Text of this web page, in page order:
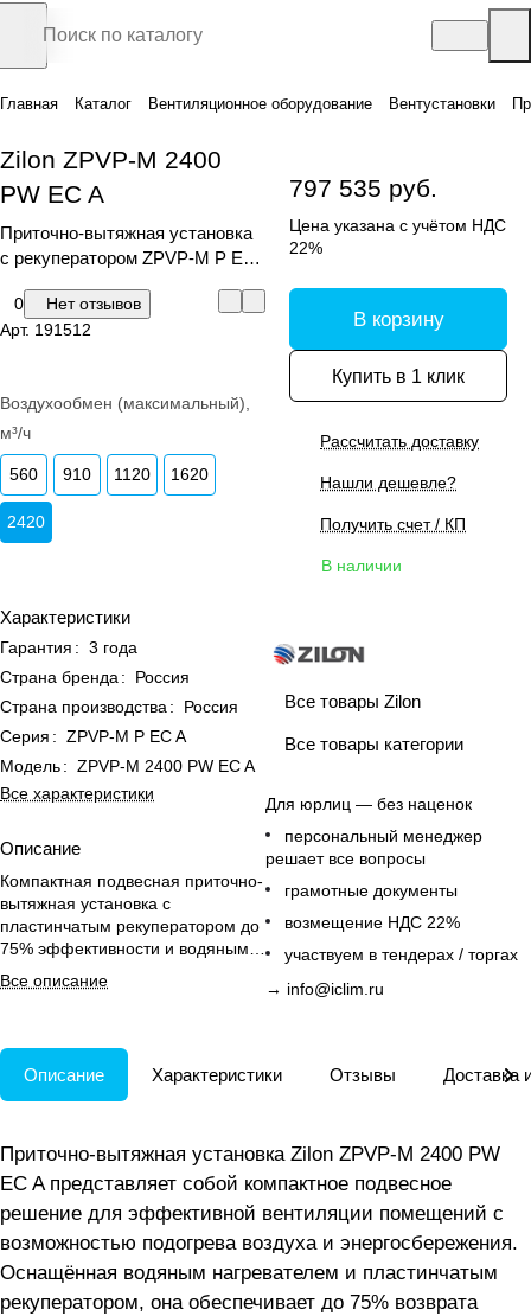
Главная Каталог Вентиляционное оборудование Вентустановки
Zilon ZPVP-M 2400
PW EC A
Приточно-вытяжная установка
с рекуператором ZPVP-M P EC
0
Нет отзывов
Арт. 191512
Воздухообмен (максимальный),
м³/ч
560 910 1120 1620
2420
Характеристики
Гарантия : 3 года
Страна бренда :
Россия
Страна производства :
Россия
Серия : ZPVP-M P EC A
Модель: ZPVP-M 2400 PW EC A
Все характеристики
Описание
Компактная подвесная приточно-
вытяжная установка с
пластинчатым рекуператором до
75% эффективности и водяным
нагревателем для
энергоэкономичной вентиляции.
Все описание
797 535 руб.
Цена указана с учётом НДС
22%
В корзину
Купить в 1 клик
Рассчитать доставку
Нашли дешевле?
Получить счет / КП
В наличии
Все товары Zilon
Все товары категории
Для юрлиц — без наценок
персональный менеджер
решает все вопросы
грамотные документы
возмещение НДС 22%
участвуем в тендерах / торгах
→ info@iclim.ru
Описание Характеристики Отзывы Доставка
Приточно-вытяжная установка Zilon ZPVP-M 2400 PW
EC A представляет собой компактное подвесное
решение для эффективной вентиляции помещений с
возможностью подогрева воздуха и энергосбережения.
Оснащённая водяным нагревателем и пластинчатым
рекуператором, она обеспечивает до 75% возврата